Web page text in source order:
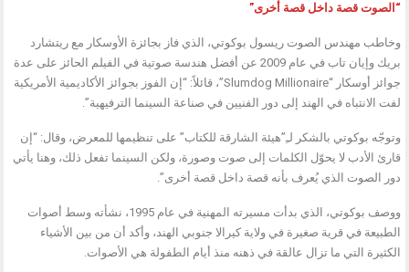
“الصوت قصة داخل قصة أخرى”
وخاطب مهندس الصوت ريسول بوكوتي، الذي فاز بجائزة الأوسكار مع ريتشارد
بريك وإيان تاب في عام 2009 عن أفضل هندسة صوتية في الفيلم الحائز على عدة
جوائز أوسكار “Slumdog Millionaire”، قائلاً: “إن الفوز بجوائز الأكاديمية الأمريكية
لفت الانتباه في الهند إلى دور الفنيين في صناعة السينما الترفيهية”.
وتوجّه بوكوتي بالشكر لـِ”هيئة الشارقة للكتاب” على تنظيمها للمعرض، وقال: “إن
قارئ الأدب لا يحوّل الكلمات إلى صوت وصورة، ولكن السينما تفعل ذلك، وهنا يأتي
دور الصوت الذي يُعرف بأنه قصة داخل قصة أخرى”.
ووصف بوكوتي، الذي بدأت مسيرته المهنية في عام 1995، نشأته وسط أصوات
الطبيعة في قرية صغيرة في ولاية كيرالا جنوبي الهند، وأكد أن من بين الأشياء
الكثيرة التي ما تزال عالقة في ذهنه منذ أيام الطفولة هي الأصوات.